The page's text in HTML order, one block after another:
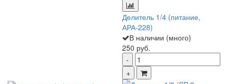
Делитель 1/4 (питание,
АРА-228)
В наличии (много)
250 руб.